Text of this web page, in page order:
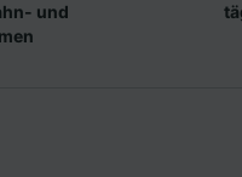
und